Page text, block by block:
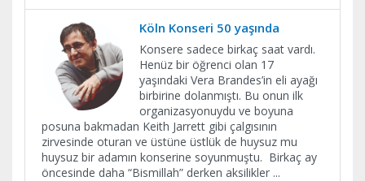
Köln Konseri 50 yaşında
Konsere sadece birkaç saat vardı.
Henüz bir öğrenci olan 17
yaşındaki Vera Brandes’in eli ayağı
birbirine dolanmıştı. Bu onun ilk
organizasyonuydu ve boyuna
posuna bakmadan Keith Jarrett gibi çalgısının
zirvesinde oturan ve üstüne üstlük de huysuz mu
huysuz bir adamın konserine soyunmuştu. Birkaç ay
öncesinde daha “Bismillah” derken aksilikler ...